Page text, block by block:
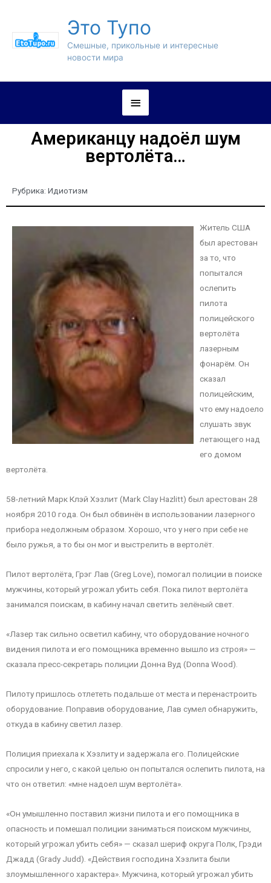
Это Тупо
Смешные, прикольные и интересные
новости мира
Американцу надоёл шум
вертолёта…
Рубрика: Идиотизм
Житель США
был арестован
за то, что
попытался
ослепить
пилота
полицейского
вертолёта
лазерным
фонарём. Он
сказал
полицейским,
что ему надоело
слушать звук
летающего над
его домом
вертолёта.
58-летний Марк Клэй Хэзлит (Mark Clay Hazlitt) был арестован 28
ноября 2010 года. Он был обвинён в использовании лазерного
прибора недолжным образом. Хорошо, что у него при себе не
было ружья, а то бы он мог и выстрелить в вертолёт.
Пилот вертолёта, Грэг Лав (Greg Love), помогал полиции в поиске
мужчины, который угрожал убить себя. Пока пилот вертолёта
занимался поискам, в кабину начал светить зелёный свет.
«Лазер так сильно осветил кабину, что оборудование ночного
видения пилота и его помощника временно вышло из строя» —
сказала пресс-секретарь полиции Донна Вуд (Donna Wood).
Пилоту пришлось отлететь подальше от места и перенастроить
оборудование. Поправив оборудование, Лав сумел обнаружить,
откуда в кабину светил лазер.
Полиция приехала к Хэзлиту и задержала его. Полицейские
спросили у него, с какой целью он попытался ослепить пилота, на
что он ответил: «мне надоел шум вертолёта».
«Он умышленно поставил жизни пилота и его помощника в
опасность и помешал полиции заниматься поиском мужчины,
который угрожал убить себя» — сказал шериф округа Полк, Грэди
Джадд (Grady Judd). «Действия господина Хэзлита были
злоумышленного характера». Мужчина, который угрожал убить